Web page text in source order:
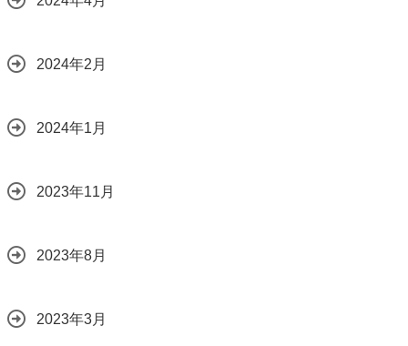
2024年2月
2024年1月
2023年11月
2023年8月
2023年3月